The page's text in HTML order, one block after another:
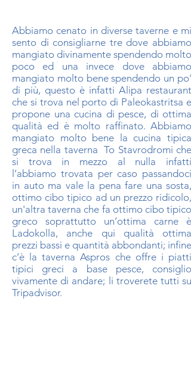
Abbiamo cenato in diverse taverne e mi
sento di consigliarne tre dove abbiamo
mangiato divinamente spendendo molto
poco ed una invece dove abbiamo
mangiato molto bene spendendo un po'
di più, questo è infatti Alipa restaurant
che si trova nel porto di Paleokastritsa e
propone una cucina di pesce, di ottima
qualità ed è molto raffinato. Abbiamo
mangiato molto bene la cucina tipica
greca nella taverna To Stavrodromi che
si trova in mezzo al nulla infatti
l’abbiamo trovata per caso passandoci
in auto ma vale la pena fare una sosta,
ottimo cibo tipico ad un prezzo ridicolo,
un'altra taverna che fa ottimo cibo tipico
greco soprattutto un’ottima carne è
Ladokolla, anche qui qualità ottima
prezzi bassi e quantità abbondanti; infine
c’è la taverna Aspros che offre i piatti
tipici greci a base pesce, consiglio
vivamente di andare; li troverete tutti su
Tripadvisor.